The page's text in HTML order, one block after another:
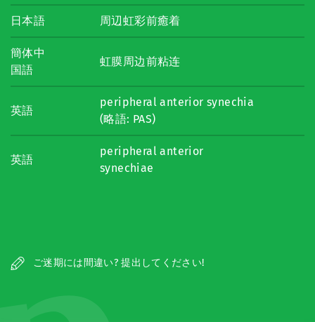
日本語 周辺虹彩前癒着
簡体中
国語
虹膜周边前粘连
英語
peripheral anterior synechia
(略語: PAS)
英語
peripheral anterior
synechiae
ご迷期には間違い? 提出してください!